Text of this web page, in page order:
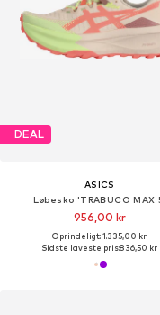
DEAL
ASICS
Løbesko 'TRABUCO MAX
956,00 kr
Oprindeligt: 1.335,00 kr
Sidste laveste pris:836,50 kr